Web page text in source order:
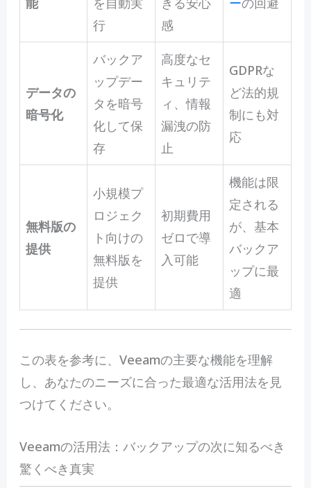
行
感
データの
暗号化
バックア
ップデー
タを暗号
化して保
存
高度なセ
キュリテ
ィ、情報
漏洩の防
止
GDPRな
ど法的規
制にも対
応
無料版の
提供
小規模プ
ロジェク
ト向けの
無料版を
提供
初期費用
ゼロで導
入可能
機能は限
定される
が、基本
バックア
ップに最
適
この表を参考に、Veeamの主要な機能を理解
し、あなたのニーズに合った最適な活用法を見
つけてください。
Veeamの活用法：バックアップの次に知るべき
驚くべき真実